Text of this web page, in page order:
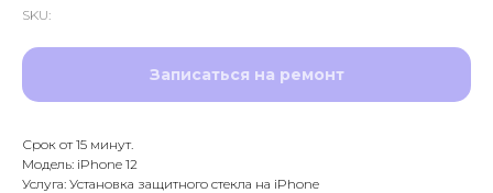
SKU:
Записаться на ремонт
Срок от 15 минут.
Модель: iPhone 12
Услуга: Установка защитного стекла на iPhone